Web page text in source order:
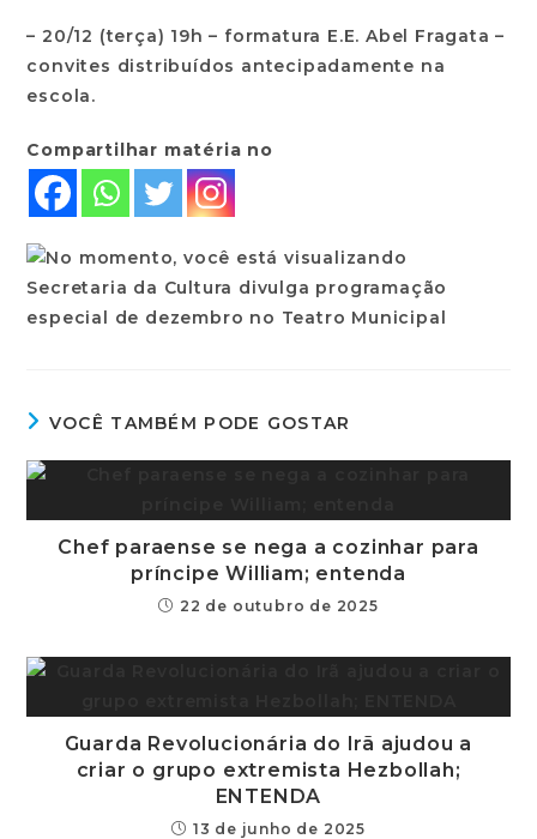
– 20/12 (terça) 19h – formatura E.E. Abel Fragata –
convites distribuídos antecipadamente na
escola.
Compartilhar matéria no
VOCÊ TAMBÉM PODE GOSTAR
Chef paraense se nega a cozinhar para
príncipe William; entenda
22 de outubro de 2025
Guarda Revolucionária do Irã ajudou a
criar o grupo extremista Hezbollah;
ENTENDA
13 de junho de 2025